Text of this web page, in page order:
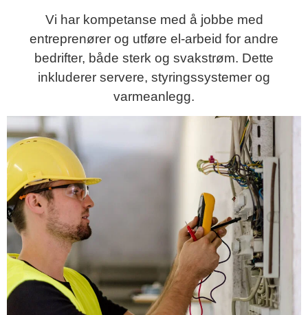
Vi har kompetanse med å jobbe med
entreprenører og utføre el-arbeid for andre
bedrifter, både sterk og svakstrøm. Dette
inkluderer servere, styringssystemer og
varmeanlegg.